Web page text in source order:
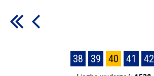
38 39 40 41 42